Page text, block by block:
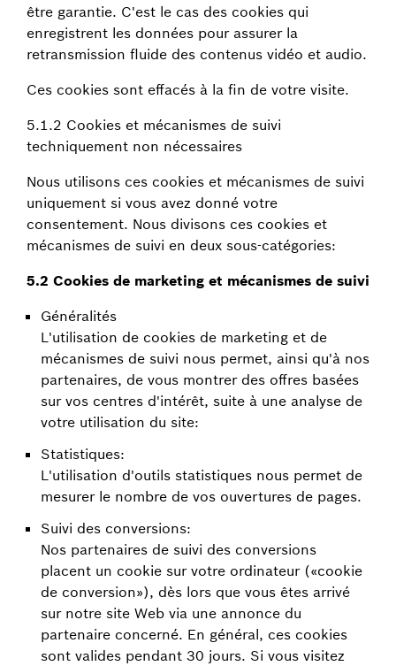
être garantie. C'est le cas des cookies qui
enregistrent les données pour assurer la
retransmission fluide des contenus vidéo et audio.
Ces cookies sont effacés à la fin de votre visite.
5.1.2 Cookies et mécanismes de suivi
techniquement non nécessaires
Nous utilisons ces cookies et mécanismes de suivi
uniquement si vous avez donné votre
consentement. Nous divisons ces cookies et
mécanismes de suivi en deux sous-catégories:
5.2 Cookies de marketing et mécanismes de suivi
Généralités
L'utilisation de cookies de marketing et de
mécanismes de suivi nous permet, ainsi qu'à nos
partenaires, de vous montrer des offres basées
sur vos centres d'intérêt, suite à une analyse de
votre utilisation du site:
Statistiques:
L'utilisation d'outils statistiques nous permet de
mesurer le nombre de vos ouvertures de pages.
Suivi des conversions:
Nos partenaires de suivi des conversions
placent un cookie sur votre ordinateur («cookie
de conversion»), dès lors que vous êtes arrivé
sur notre site Web via une annonce du
partenaire concerné. En général, ces cookies
sont valides pendant 30 jours. Si vous visitez